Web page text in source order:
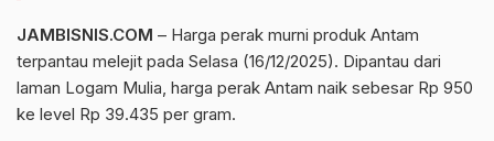
JAMBISNIS.COM – Harga perak murni produk Antam
terpantau melejit pada Selasa (16/12/2025). Dipantau dari
laman Logam Mulia, harga perak Antam naik sebesar Rp 950
ke level Rp 39.435 per gram.